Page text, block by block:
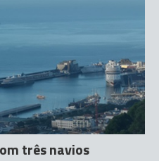
três navios